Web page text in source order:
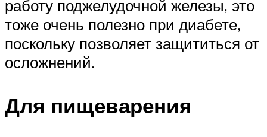
работу поджелудочной железы, это
тоже очень полезно при диабете,
поскольку позволяет защититься от
осложнений.
Для пищеварения